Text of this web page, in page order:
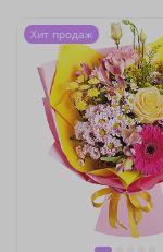
Хит продаж